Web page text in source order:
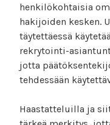
henkilökohtaisia
hakijoiden kesken.
täytettäessä
rekrytointi-
jotta
tehdessään
Haastatteluilla ja